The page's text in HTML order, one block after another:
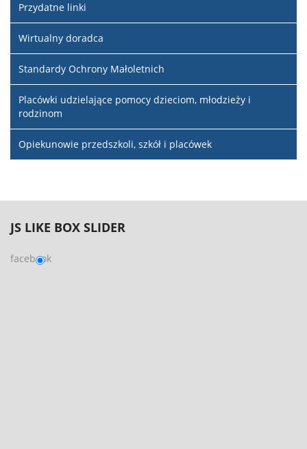
Przydatne linki
Wirtualny doradca
Standardy Ochrony Małoletnich
Placówki udzielające pomocy dzieciom, młodzieży i
rodzinom
Opiekunowie przedszkoli, szkół i placówek
JS LIKE BOX SLIDER
facebook